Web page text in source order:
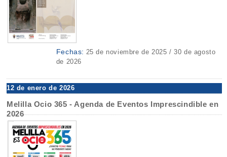
Fechas: 25 de noviembre de 2025 / 30 de agosto
de 2026
12 de enero de 2026
Melilla Ocio 365 - Agenda de Eventos Imprescindible en
2026